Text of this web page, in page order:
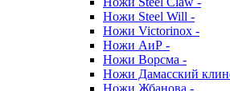
Ножи Steel Will -
Ножи Victorinox -
Ножи АиР -
Ножи Ворсма -
Ножи Дамасский
Ножи Жбанова -